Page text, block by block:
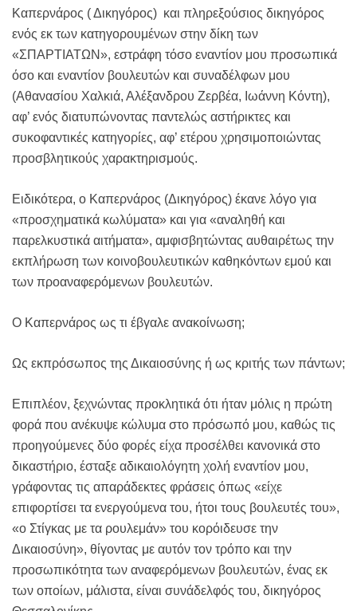
Καπερνάρος ( Δικηγόρος) και πληρεξούσιος δικηγόρος
ενός εκ των κατηγορουμένων στην δίκη των
«ΣΠΑΡΤΙΑΤΩΝ», εστράφη τόσο εναντίον μου προσωπικά
όσο και εναντίον βουλευτών και συναδέλφων μου
(Αθανασίου Χαλκιά, Αλέξανδρου Ζερβέα, Ιωάννη Κόντη),
αφ’ ενός διατυπώνοντας παντελώς αστήρικτες και
συκοφαντικές κατηγορίες, αφ’ ετέρου χρησιμοποιώντας
προσβλητικούς χαρακτηρισμούς.
Ειδικότερα, ο Καπερνάρος (Δικηγόρος) έκανε λόγο για
«προσχηματικά κωλύματα» και για «αναληθή και
παρελκυστικά αιτήματα», αμφισβητώντας αυθαιρέτως την
εκπλήρωση των κοινοβουλευτικών καθηκόντων εμού και
των προαναφερόμενων βουλευτών.
Ο Καπερνάρος ως τι έβγαλε ανακοίνωση;
Ως εκπρόσωπος της Δικαιοσύνης ή ως κριτής των πάντων;
Επιπλέον, ξεχνώντας προκλητικά ότι ήταν μόλις η πρώτη
φορά που ανέκυψε κώλυμα στο πρόσωπό μου, καθώς τις
προηγούμενες δύο φορές είχα προσέλθει κανονικά στο
δικαστήριο, έσταξε αδικαιολόγητη χολή εναντίον μου,
γράφοντας τις απαράδεκτες φράσεις όπως «είχε
επιφορτίσει τα ενεργούμενα του, ήτοι τους βουλευτές του»,
«ο Στίγκας με τα ρουλεμάν» του κορόιδευσε την
Δικαιοσύνη», θίγοντας με αυτόν τον τρόπο και την
προσωπικότητα των αναφερόμενων βουλευτών, ένας εκ
των οποίων, μάλιστα, είναι συνάδελφός του, δικηγόρος